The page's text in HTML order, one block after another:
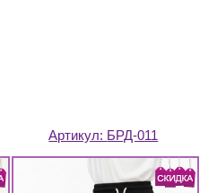
Артикул: БРД-011